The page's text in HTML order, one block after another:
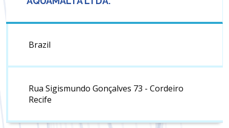
Brazil
Rua Sigismundo Gonçalves 73 - Cordeiro
Recife